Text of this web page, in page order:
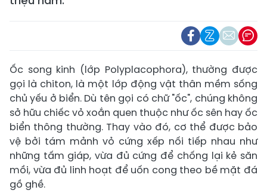
Ốc song kinh (lớp Polyplacophora), thường được
gọi là chiton, là một lớp động vật thân mềm sống
chủ yếu ở biển. Dù tên gọi có chữ "ốc", chúng không
sở hữu chiếc vỏ xoắn quen thuộc như ốc sên hay ốc
biển thông thường. Thay vào đó, cơ thể được bảo
vệ bởi tám mảnh vỏ cứng xếp nối tiếp nhau như
những tấm giáp, vừa đủ cứng để chống lại kẻ săn
mồi, vừa đủ linh hoạt để uốn cong theo bề mặt đá
gồ ghề.